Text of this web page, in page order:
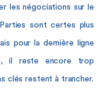
les négociations sur le
sont certes plus
pour la dernière ligne
il reste encore trop
clés restent à trancher.